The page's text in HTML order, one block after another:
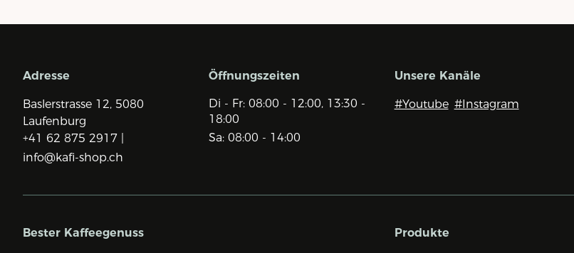
Adresse
Baslerstrasse 12, 5080
Laufenburg
+41 62 875 2917 |
info@kafi-shop.ch
Öffnungszeiten
Di - Fr: 08:00 - 12:00, 13:30 -
18:00
Sa: 08:00 - 14:00
Unsere Kanäle
#Youtube #Instagram
Bester Kaffeegenuss Produkte